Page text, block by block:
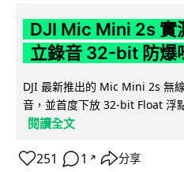
DJI Mic Mini 2s 實
立錄音 32-bit 防爆
DJI 最新推出的 Mic Mini 2s 無
音，並首度下放 32-bit Float 浮
閱讀全文
251 1 ↗ 分享